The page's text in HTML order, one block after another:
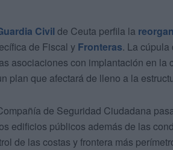
Civil de Ceuta perfila la
de Fiscal y Fronteras. La
asociaciones con implantación en la
plan que afectará de lleno a la
de Seguridad Ciudadana
edificios públicos además de las
de las costas y frontera más